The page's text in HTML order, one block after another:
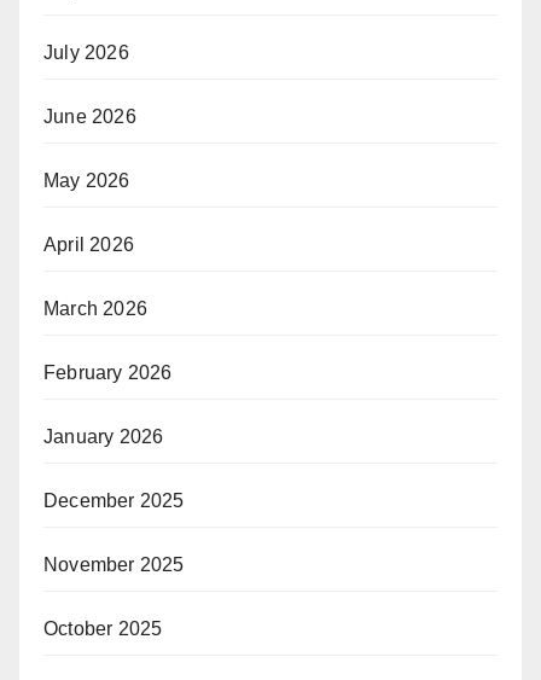
July 2026
June 2026
May 2026
April 2026
March 2026
February 2026
January 2026
December 2025
November 2025
October 2025